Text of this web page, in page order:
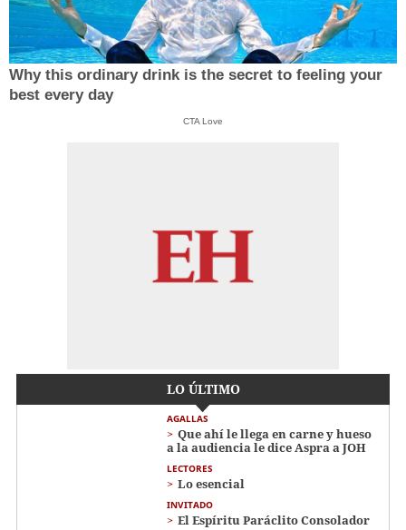
Why this ordinary drink is the secret to feeling your
best every day
CTA Love
LO ÚLTIMO
AGALLAS
Que ahí le llega en carne y hueso
a la audiencia le dice Aspra a JOH
LECTORES
Lo esencial
INVITADO
El Espíritu Paráclito Consolador